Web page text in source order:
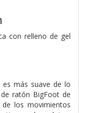
con relleno de gel
más suave de lo
ratón BigFoot de
los movimientos